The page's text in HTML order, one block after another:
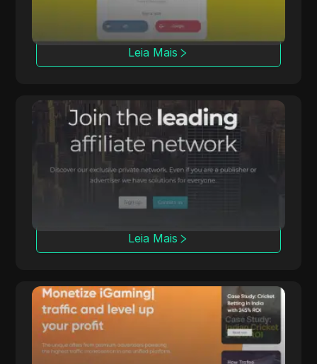
Leia Mais
Affmine
A Affmine foca em campanhas de alta
conversão com soluções baseadas em
análises e offerwalls.
Leia Mais
Trafee
A Trafee oferece aos afiliados receita através
de modelos CPC, CPS, CPL e Revshare com
opções de Smartlink.